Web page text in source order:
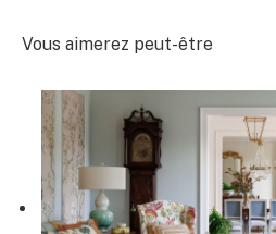
Vous aimerez peut-être